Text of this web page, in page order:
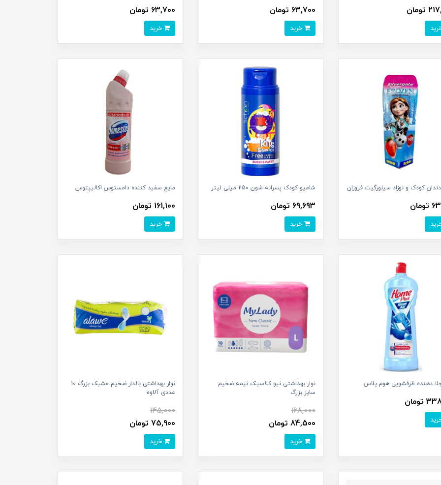
63,700 تومان
خرید
63,700 تومان
خرید
کودک و نوزاد سیلورگیت فروزان شامپو کودک پسرانه شون 250 میلی لیتر
69,693 تومان
خرید
مایع سفید کننده دامستوس اکالیپتوس
161,100 تومان
خرید
دهنده ظرفشویی هوم پلاس
تومان
نوار بهداشتی نیو کلاسیک نیمه ضخیم
سایز بزرگ
168,000
84,500 تومان
خرید
نوار بهداشتی بالدار ضخیم مشبک بزرگ 10
عددی آلاوه
145,000
75,900 تومان
خرید